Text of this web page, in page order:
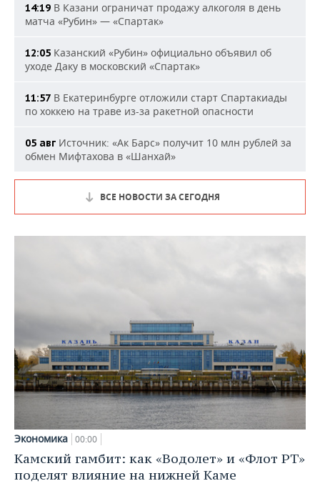
14:19 В Казани ограничат продажу алкоголя в день
матча «Рубин» — «Спартак»
12:05 Казанский «Рубин» официально объявил об
уходе Даку в московский «Спартак»
11:57 В Екатеринбурге отложили старт Спартакиады
по хоккею на траве из-за ракетной опасности
05 авг Источник: «Ак Барс» получит 10 млн рублей за
обмен Мифтахова в «Шанхай»
ВСЕ НОВОСТИ ЗА СЕГОДНЯ
Экономика 00:00
Камский гамбит: как «Водолет» и «Флот РТ»
поделят влияние на нижней Каме